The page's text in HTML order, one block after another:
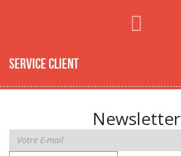
Service client
Newsletter